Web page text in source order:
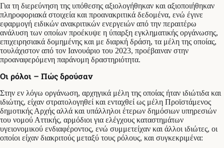
Για τη διερεύνηση της υπόθεσης αξιολογήθηκαν και αξιοποιήθηκαν
πληροφοριακά στοιχεία και προανακριτικά δεδομένα, ενώ έγινε
εφαρμογή ειδικών ανακριτικών ενεργειών από την περαιτέρω
ανάλυση των οποίων προέκυψε η ύπαρξη εγκληματικής οργάνωσης,
επιχειρησιακά δομημένης και με διαρκή δράση, τα μέλη της οποίας,
τουλάχιστον από τον Ιανουάριο του 2023, προέβαιναν στην
προαναφερόμενη παράνομη δραστηριότητα.
Οι ρόλοι – Πώς δρούσαν
Στην εν λόγω οργάνωση, αρχηγικά μέλη της οποίας ήταν ιδιώτιδα και
ιδιώτης, είχαν στρατολογηθεί και ενταχθεί ως μέλη Προϊστάμενος
δημοτικής Αρχής αλλά και υπάλληλοι έτερων δημόσιων υπηρεσιών
του νομού Αττικής, αρμόδιοι για ελέγχους καταστημάτων
υγειονομικού ενδιαφέροντος, ενώ συμμετείχαν και άλλοι ιδιώτες, οι
οποίοι είχαν διακριτούς μεταξύ τους ρόλους, και συγκεκριμένα: